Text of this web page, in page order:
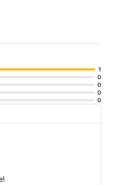
1
0
0
0
0